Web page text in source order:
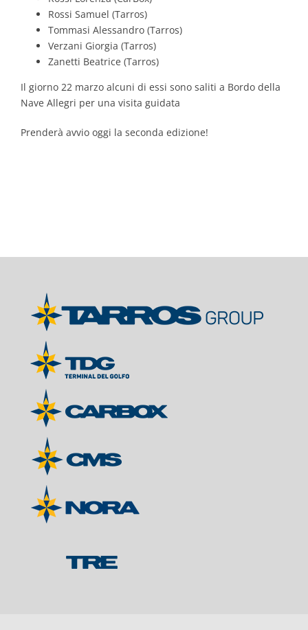
Rossi Samuel (Tarros)
Tommasi Alessandro (Tarros)
Verzani Giorgia (Tarros)
Zanetti Beatrice (Tarros)
Il giorno 22 marzo alcuni di essi sono saliti a Bordo della
Nave Allegri per una visita guidata
Prenderà avvio oggi la seconda edizione!